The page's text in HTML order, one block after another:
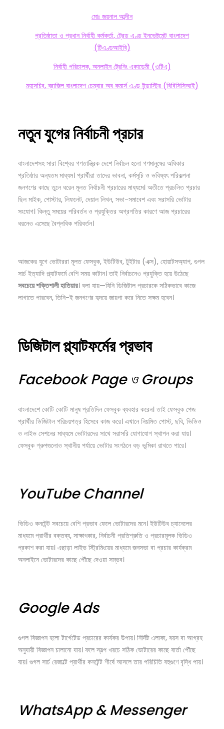
মোঃ জয়নাল আব্দীন
প্রতিষ্ঠাতা ও প্রধান নির্বাহী কর্মকর্তা, ট্রেড এণ্ড ইনভেষ্টমেন্ট বাংলাদেশ
(টিএণ্ডআইবি)
নির্বাহী পরিচালক, অনলাইন ট্রেনিং একাডেমী (ওটিএ)
মহাসচিব, ব্রাজিল বাংলাদেশ চেম্বার অব কমার্স এণ্ড ইন্ডাস্ট্রি (বিবিসিসিআই)
নতুনযুগেরনির্বাচনীপ্রচার
বাংলাদেশসহ সারা বিশ্বের গণতান্ত্রিক দেশে নির্বাচন হলো গণমানুষের অধিকার
প্রতিষ্ঠার অন্যতম মাধ্যম। প্রার্থীরা তাদের ভাবনা, কর্মসূচি ও ভবিষ্যৎ পরিকল্পনা
জনগণের কাছে তুলে ধরেন মূলত নির্বাচনী প্রচারের মাধ্যমে। অতীতে প্রচলিত প্রচার
ছিল মাইক, পোস্টার, লিফলেট, দেয়াল লিখন, সভা-সমাবেশ এবং সরাসরি ভোটার
সংযোগ। কিন্তু সময়ের পরিবর্তন ও প্রযুক্তির অগ্রগতির কারণে আজ প্রচারের
ধরনেও এসেছে বৈপ্লবিক পরিবর্তন।
আজকের যুগে ভোটাররা মূলত ফেসবুক, ইউটিউব, টুইটার (এক্স), হোয়াটসঅ্যাপ, গুগল
সার্চ ইত্যাদি প্ল্যাটফর্মে বেশি সময় কাটান। তাই নির্বাচনেও প্রযুক্তি হয়ে উঠেছে
সবচেয়েশক্তিশালীহাতিয়ার। বলা যায়—যিনি ডিজিটাল প্রচারকে সঠিকভাবে কাজে
লাগাতে পারবেন, তিনি-ই জনগণের হৃদয়ে জায়গা করে নিতে সক্ষম হবেন।
ডিজিটাল প্ল্যাটফর্মের প্রভাব
Facebook Page ও Groups
বাংলাদেশে কোটি কোটি মানুষ প্রতিদিন ফেসবুক ব্যবহার করেন। তাই ফেসবুক পেজ
প্রার্থীর ডিজিটাল পরিচয়পত্র হিসেবে কাজ করে। এখানে নিয়মিত পোস্ট, ছবি, ভিডিও
ও লাইভ সেশনের মাধ্যমে ভোটারদের সাথে সরাসরি যোগাযোগ স্থাপন করা যায়।
ফেসবুক গ্রুপগুলোও স্থানীয় পর্যায়ে ভোটার সংগঠনে বড় ভূমিকা রাখতে পারে।
YouTube Channel
ভিডিও কনটেন্ট সবচেয়ে বেশি প্রভাব ফেলে ভোটারদের মনে। ইউটিউব চ্যানেলের
মাধ্যমে প্রার্থীর বক্তব্য, সাক্ষাৎকার, নির্বাচনী প্রতিশ্রুতি ও প্রচারমূলক ভিডিও
প্রকাশ করা যায়। এছাড়া লাইভ স্ট্রিমিংয়ের মাধ্যমে জনসভা বা প্রচার কার্যক্রম
অনলাইনে ভোটারদের কাছে পৌঁছে দেওয়া সম্ভব।
Google Ads
গুগল বিজ্ঞাপন হলো টার্গেটেড প্রচারের কার্যকর উপায়। নির্দিষ্ট এলাকা, বয়স বা আগ্রহ
অনুযায়ী বিজ্ঞাপন চালানো যায়। ফলে স্বল্প খরচে সঠিক ভোটারের কাছে বার্তা পৌঁছে
যায়। গুগল সার্চ রেজাল্টে প্রার্থীর কনটেন্ট শীর্ষে আসলে তার পরিচিতি বহুগুণে বৃদ্ধি পায়।
WhatsApp & Messenger